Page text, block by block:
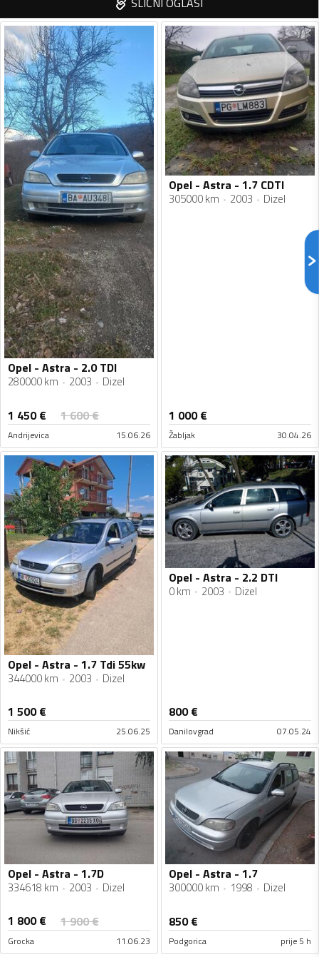
Opel - Astra - 2.0 TDI
280000 km 2003 Dizel
1 450€ 1 600€
Andrijevica 15.06.26
Opel - Astra - 1.7 CDTI
305000 km 2003 Dizel
1 000€
Žabljak 30.04.26
Opel - Astra - 1.7 Tdi 55kw
344000 km 2003 Dizel
1 500€
Nikšić 25.06.25
Opel - Astra - 2.2 DTI
0 km 2003 Dizel
800€
Danilovgrad 07.05.24
Opel - Astra - 1.7D
334618 km 2003 Dizel
1 800€ 1 900€
Grocka 11.06.23
Opel - Astra - 1.7
300000 km 1998 Dizel
850€
Podgorica prije 5 h